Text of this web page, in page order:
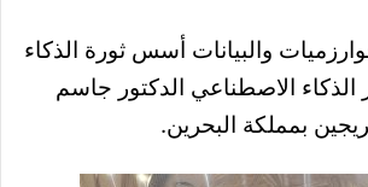
والبيانات أسس ثورة الذكاء
الذكاء الاصطناعي الدكتور جاسم
بمملكة البحرين.